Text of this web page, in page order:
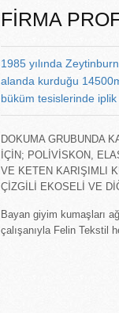
FİRMA
1985 yılında
alanda kurduğu
büküm tesislerinde
DOKUMA GRUBUNDA
İÇİN; POLİVİSKON,
VE KETEN KARIŞIMLI
ÇİZGİLİ EKOSELİ VE
Bayan giyim kumaşları
çalışanıyla Felin Tekstil